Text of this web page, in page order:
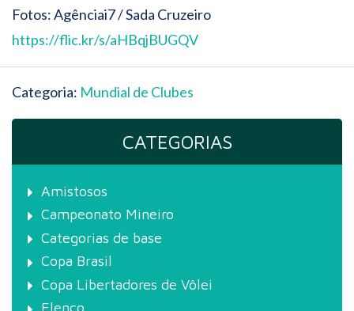
Fotos: Agênciai7 / Sada Cruzeiro
https://flic.kr/s/aHBqjBUGQV
Categoria: Mundial de Clubes
CATEGORIAS
Amistosos
Campeonato Mineiro
Categorias de base
Copa Brasil
Copa Libertadores de Vôlei
Elenco